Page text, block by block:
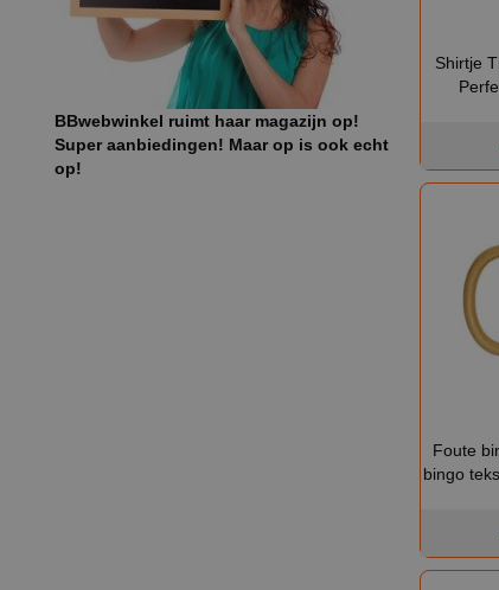
BBwebwinkel ruimt haar magazijn op!
Super aanbiedingen! Maar op is ook echt
op!
Shirtje
Foute
bingo